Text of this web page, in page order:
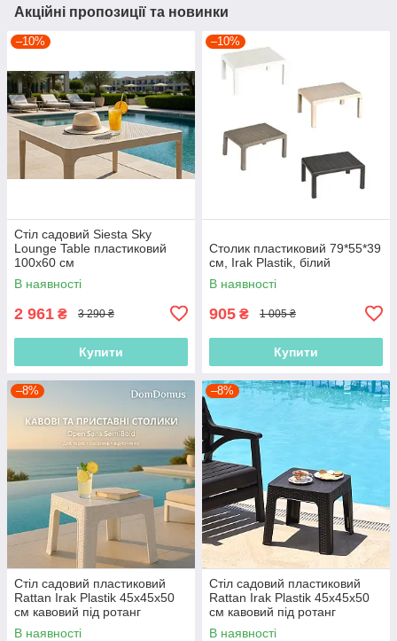
Акційні пропозиції та новинки
–10%
Стіл садовий Siesta Sky
Lounge Table пластиковий
100х60 см
В наявності
2 961 ₴ 3 290 ₴
Купити
–10%
Столик пластиковий 79*55*39
см, Irak Plastik, білий
В наявності
905 ₴ 1 005 ₴
Купити
–8%
Стіл садовий пластиковий
Rattan Irak Plastik 45x45x50
см кавовий під ротанг
В наявності
–8%
Стіл садовий пластиковий
Rattan Irak Plastik 45x45x50
см кавовий під ротанг
Коричневий
В наявності